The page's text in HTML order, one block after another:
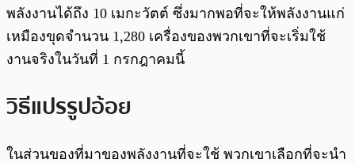
พลังงานได้ถึง 10 เมกะวัตต์ ซึ่งมากพอที่จะให้พลังงานแก่
เหมืองขุดจำนวน 1,280 เครื่องของพวกเขาที่จะเริ่มใช้
งานจริงในวันที่ 1 กรกฎาคมนี้
วิธีแปรรูปอ้อย
ในส่วนของที่มาของพลังงานที่จะใช้ พวกเขาเลือกที่จะนำ